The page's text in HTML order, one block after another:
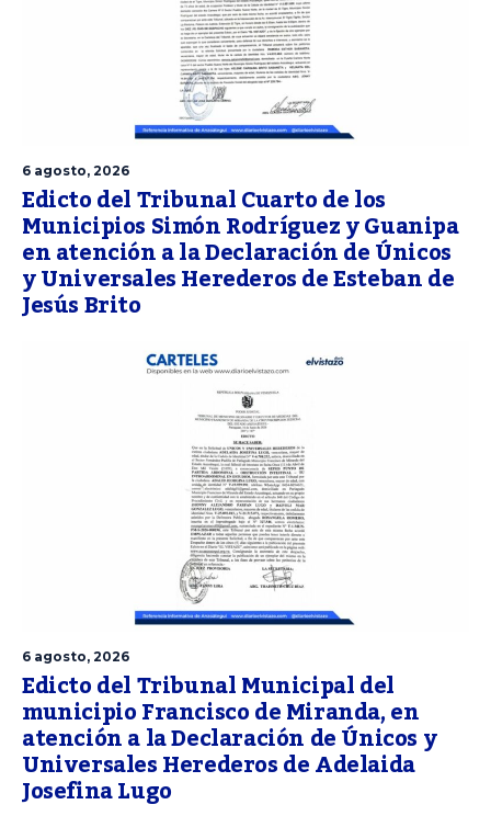
6 agosto, 2026
Edicto del Tribunal Cuarto de los
Municipios Simón Rodríguez y Guanipa
en atención a la Declaración de Únicos
y Universales Herederos de Esteban de
Jesús Brito
6 agosto, 2026
Edicto del Tribunal Municipal del
municipio Francisco de Miranda, en
atención a la Declaración de Únicos y
Universales Herederos de Adelaida
Josefina Lugo